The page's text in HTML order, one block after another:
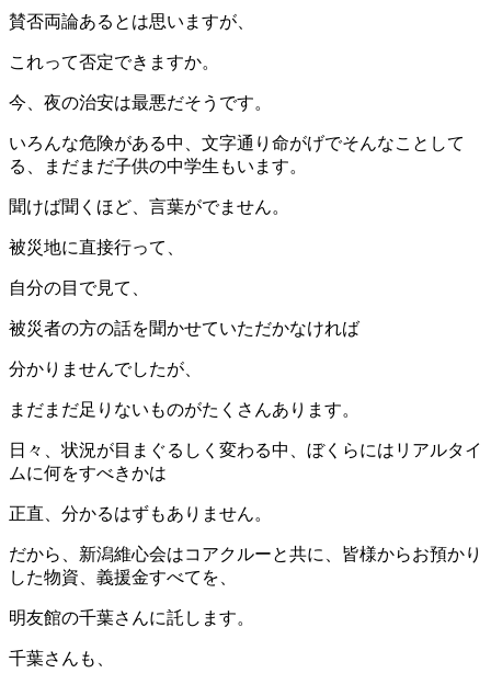
賛否両論あるとは思いますが、
これって否定できますか。
今、夜の治安は最悪だそうです。
いろんな危険がある中、文字通り命がげでそんなことして
る、まだまだ子供の中学生もいます。
聞けば聞くほど、言葉がでません。
被災地に直接行って、
自分の目で見て、
被災者の方の話を聞かせていただかなければ
分かりませんでしたが、
まだまだ足りないものがたくさんあります。
日々、状況が目まぐるしく変わる中、ぼくらにはリアルタイ
ムに何をすべきかは
正直、分かるはずもありません。
だから、新潟維心会はコアクルーと共に、皆様からお預かり
した物資、義援金すべてを、
明友館の千葉さんに託します。
千葉さんも、